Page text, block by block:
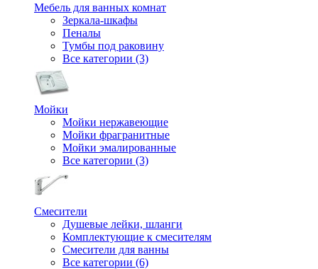
Мебель для ванных комнат
Зеркала-шкафы
Пеналы
Тумбы под раковину
Все категории (3)
Мойки
Мойки нержавеющие
Мойки фрагранитные
Мойки эмалированные
Все категории (3)
Смесители
Душевые лейки, шланги
Комплектующие к смесителям
Смесители для ванны
Все категории (6)